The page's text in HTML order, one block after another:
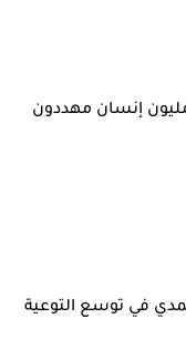
الصحة يدق ناقوس الخطر: 50 مليون إنسان مهددون
في توسع التوعية